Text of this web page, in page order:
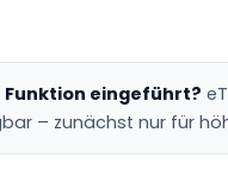
Funktion eingeführt?
– zunächst nur für